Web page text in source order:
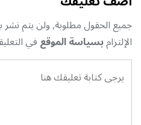
جميع الحقول مطلوبة, ولن يتم نشر
الإلتزامبسياسة الموقعفي